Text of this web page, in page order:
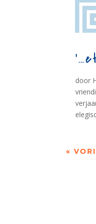
door
«